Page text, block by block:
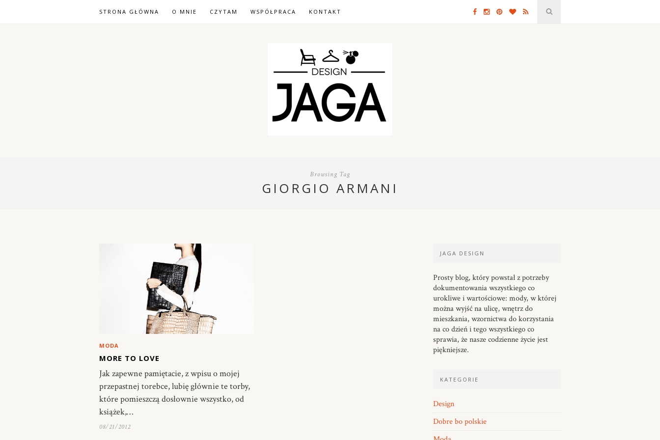
STRONA GŁÓWNA O MNIE CZYTAM WSPÓŁPRACA KONTAKT
Browsing Tag
GIORGIO ARMANI
MODA
MORE TO LOVE
Jak zapewne pamiętacie, z wpisu o mojej
przepastnej torebce, lubię głównie te torby,
które pomieszczą dosłownie wszystko, od
książek,…
08/21/2012
JAGA DESIGN
Prosty blog, który powstał z potrzeby
dokumentowania wszystkiego co
urokliwe i wartościowe: mody, w której
można wyjść na ulicę, wnętrz do
mieszkania, wzornictwa do korzystania
na co dzień i tego wszystkiego co
sprawia, że nasze codzienne życie jest
piękniejsze.
KATEGORIE
Design
Dobre bo polskie